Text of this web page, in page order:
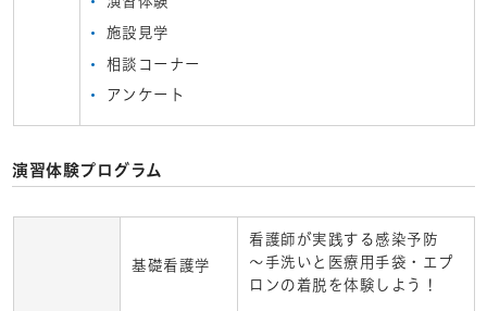
施設見学
相談コーナー
アンケート
演習体験プログラム
基礎看護学
看護師が実践する感染予防
～手洗いと医療用手袋・エプ
ロンの着脱を体験しよう！